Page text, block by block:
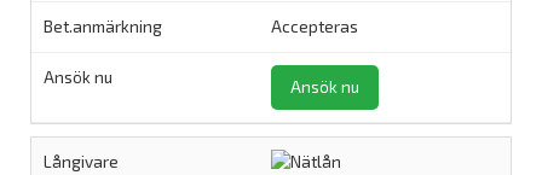
Accepteras
Ansök nu